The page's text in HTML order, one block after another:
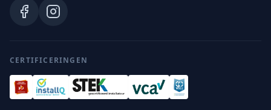
CERTIFICERINGEN